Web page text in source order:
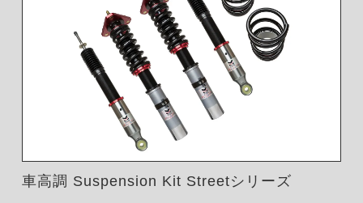
車高調 Suspension Kit Streetシリーズ